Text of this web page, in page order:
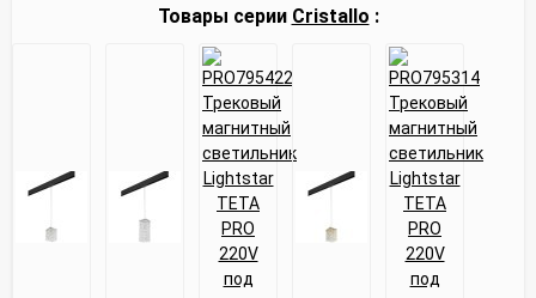
Товары серии Cristallo :